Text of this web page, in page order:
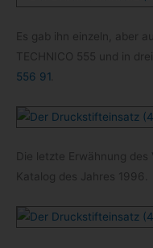
Es gab ihn ein­zeln, aber
TECHNICO 555 und in
556 91
Die letzte Erwäh­nung
Kata­log des Jah­res 1996.